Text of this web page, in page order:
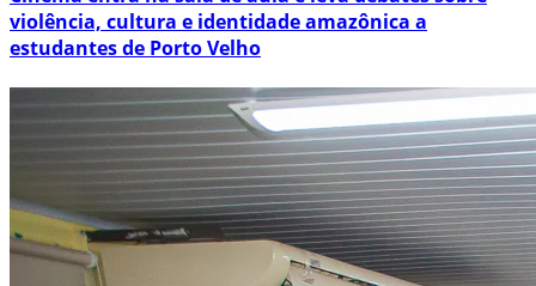
violência, cultura e identidade amazônica a
estudantes de Porto Velho